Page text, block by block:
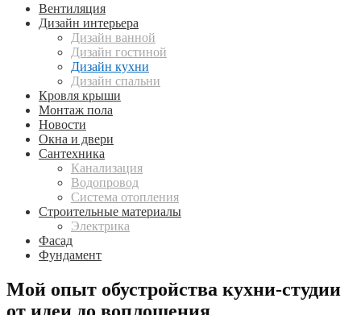
Вентиляция
Дизайн интерьера
Дизайн ванной
Дизайн гостиной
Дизайн кухни
Дизайн спальни
Кровля крыши
Монтаж пола
Новости
Окна и двери
Сантехника
Канализация
Водопровод
Система отопления
Строительные материалы
Электрика
Фасад
Фундамент
Мой опыт обустройства кухни-студии
от идеи до воплощения